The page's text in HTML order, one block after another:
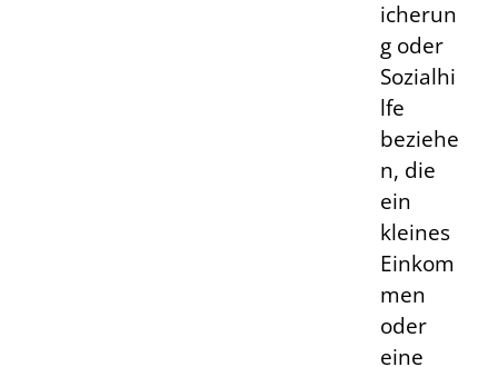
icherun
g oder
Sozialhi
lfe
beziehe
n, die
ein
kleines
Einkom
men
oder
eine